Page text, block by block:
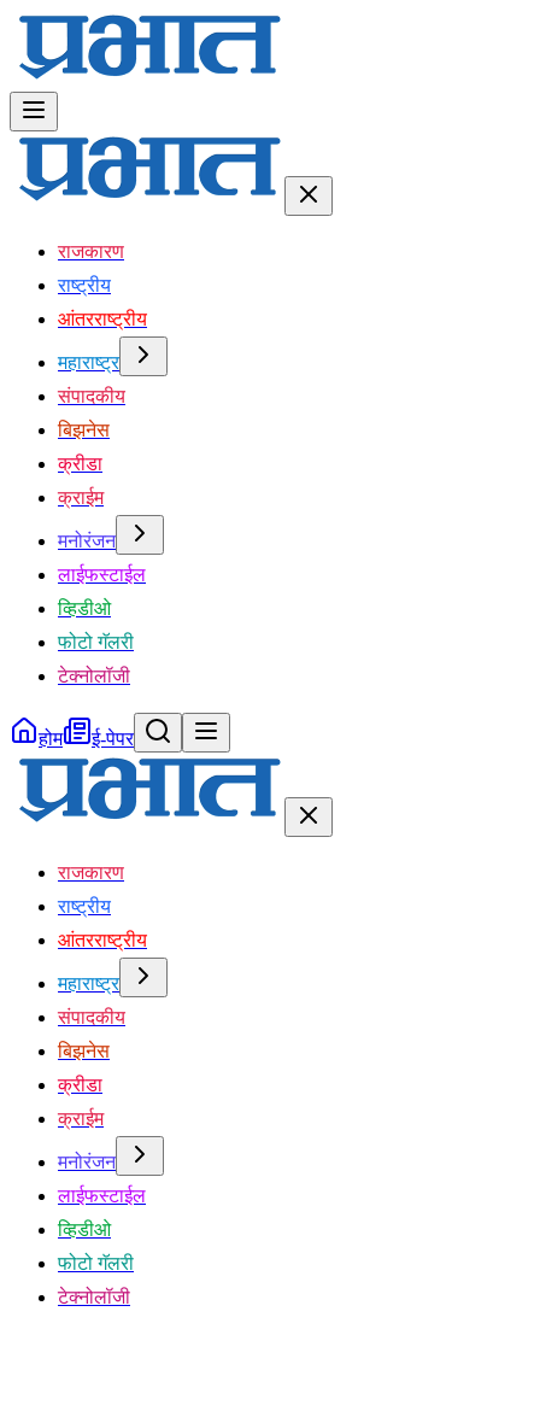
राजकारण
राष्ट्रीय
आंतरराष्ट्रीय
महाराष्ट्र
संपादकीय
बिझनेस
क्रीडा
क्राईम
मनोरंजन
लाईफस्टाईल
व्हिडीओ
फोटो गॅलरी
टेक्नोलॉजी
होम ई-पेपर
राजकारण
राष्ट्रीय
आंतरराष्ट्रीय
महाराष्ट्र
संपादकीय
बिझनेस
क्रीडा
क्राईम
मनोरंजन
लाईफस्टाईल
व्हिडीओ
फोटो गॅलरी
टेक्नोलॉजी